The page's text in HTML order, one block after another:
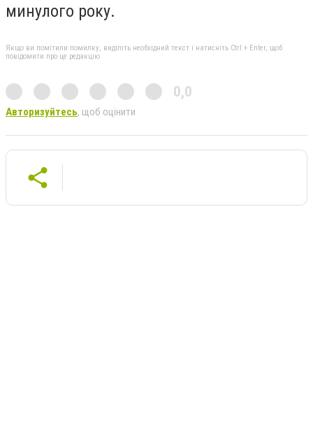
минулого року.
Якщо ви помітили помилку, виділіть необхідний текст і натисніть Ctrl + Enter, щоб
повідомити про це редакцію
0,0
Авторизуйтесь, щоб оцінити